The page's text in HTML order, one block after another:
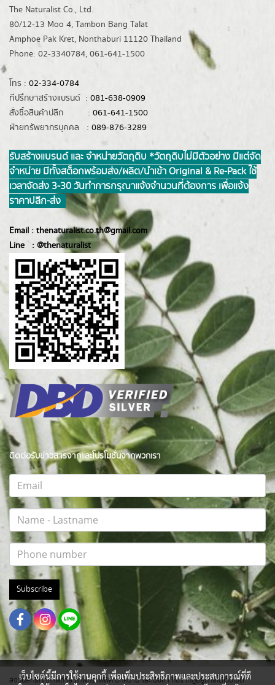
The Naturalist Co., Ltd.
80/12-13 Moo 4, Tambon Bang Talat
Amphoe Pak Kret, Nonthaburi 11120 Thailand
Phone: 02-3340784, 061-641-1500
โทร : 02-334-0784
ที่ปรึกษาสร้างแบรนด์ : 081-638-0909
สั่งซื้อสินค้าปลีก : 061-641-1500
ฝ่ายทรัพยากรบุคคล : 089-876-3289
รับสร้างแบรนด์ และ จำหน่ายวัตถุดิบ *วัตถุดิบไม่มีตัวอย่าง มีแต่จัด
จำหน่าย มีทั้งสต็อกพร้อมส่ง/ผลิต/นำเข้า Original & Re-Pack ใช้
เวลาจัดส่ง 3-30 วันทำการ กรุณาแจ้งจำนวนที่ต้องการ เพื่อแจ้ง
ราคาปลีก-ส่ง
Email : thenaturalist.co.th@gmail.com
Line : @thenaturalist
ติดต่อรับข่าวสารจากและโปรโมชั่นจากพวกเรา
Subscribe
สงวนสิทธิ์ทุกภาพถ่าย ภาพกราฟฟิค บทความ และเนื้อหา ที่ปรากฎอยู่ภายใต้เว็บไซต์
เว็บไซต์นี้มีการใช้งานคุกกี้ เพื่อเพิ่มประสิทธิภาพและประสบการณ์ที่ดี